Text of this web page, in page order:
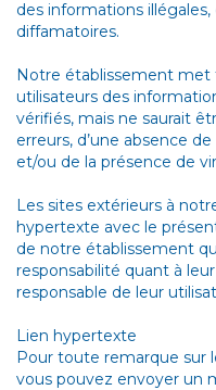
des informations
diffamatoires.
Notre établissement
utilisateurs des
vérifiés, mais ne saurait
erreurs, d’une absence
et/ou de la présence de
Les sites extérieurs à
hypertexte avec le
de notre établissement
responsabilité quant à
responsable de leur
Lien hypertexte
Pour toute remarque sur
vous pouvez envoyer un